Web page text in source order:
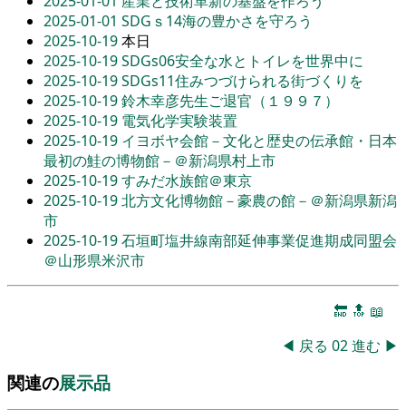
2025-01-01 SDGｓ14海の豊かさを守ろう
2025-10-19本日
2025-10-19SDGs06安全な水とトイレを世界中に
2025-10-19SDGs11住みつづけられる街づくりを
2025-10-19鈴木幸彦先生ご退官（１９９７）
2025-10-19 電気化学実験装置
2025-10-19 イヨボヤ会館－文化と歴史の伝承館・日本
最初の鮭の博物館－＠新潟県村上市
2025-10-19すみだ水族館＠東京
2025-10-19北方文化博物館－豪農の館－＠新潟県新潟
市
2025-10-19石垣町塩井線南部延伸事業促進期成同盟会
＠山形県米沢市
🔚 🔝 📖
◀ 戻る 02進む ▶
関連の展示品